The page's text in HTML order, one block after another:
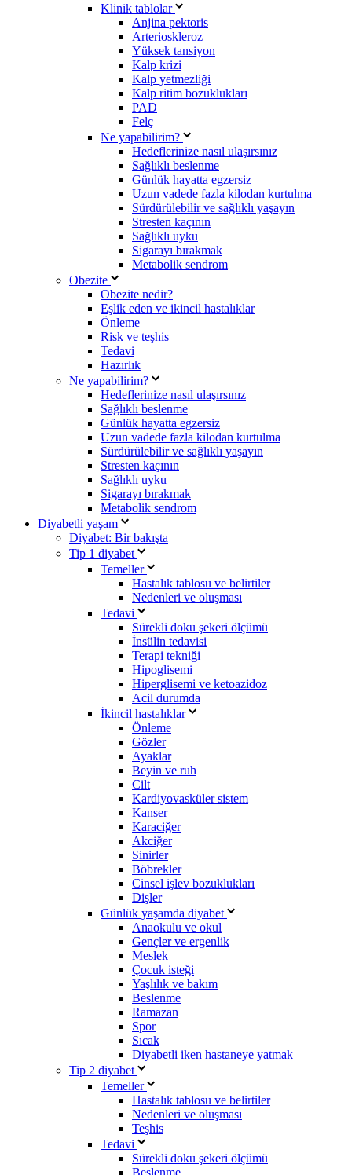
Klinik tablolar
Anjina pektoris
Arterioskleroz
Yüksek tansiyon
Kalp krizi
Kalp yetmezliği
Kalp ritim bozuklukları
PAD
Felç
Ne yapabilirim?
Hedeflerinize nasıl ulaşırsınız
Sağlıklı beslenme
Günlük hayatta egzersiz
Uzun vadede fazla kilodan kurtulma
Sürdürülebilir ve sağlıklı yaşayın
Stresten kaçının
Sağlıklı uyku
Sigarayı bırakmak
Metabolik sendrom
Obezite
Obezite nedir?
Eşlik eden ve ikincil hastalıklar
Önleme
Risk ve teşhis
Tedavi
Hazırlık
Ne yapabilirim?
Hedeflerinize nasıl ulaşırsınız
Sağlıklı beslenme
Günlük hayatta egzersiz
Uzun vadede fazla kilodan kurtulma
Sürdürülebilir ve sağlıklı yaşayın
Stresten kaçının
Sağlıklı uyku
Sigarayı bırakmak
Metabolik sendrom
Diyabetli yaşam
Diyabet: Bir bakışta
Tip 1 diyabet
Temeller
Hastalık tablosu ve belirtiler
Nedenleri ve oluşması
Tedavi
Sürekli doku şekeri ölçümü
İnsülin tedavisi
Terapi tekniği
Hipoglisemi
Hiperglisemi ve ketoazidoz
Acil durumda
İkincil hastalıklar
Önleme
Gözler
Ayaklar
Beyin ve ruh
Cilt
Kardiyovasküler sistem
Kanser
Karaciğer
Akciğer
Sinirler
Böbrekler
Cinsel işlev bozuklukları
Dişler
Günlük yaşamda diyabet
Anaokulu ve okul
Gençler ve ergenlik
Meslek
Çocuk isteği
Yaşlılık ve bakım
Beslenme
Ramazan
Spor
Sıcak
Diyabetli iken hastaneye yatmak
Tip 2 diyabet
Temeller
Hastalık tablosu ve belirtiler
Nedenleri ve oluşması
Teşhis
Tedavi
Sürekli doku şekeri ölçümü
Beslenme